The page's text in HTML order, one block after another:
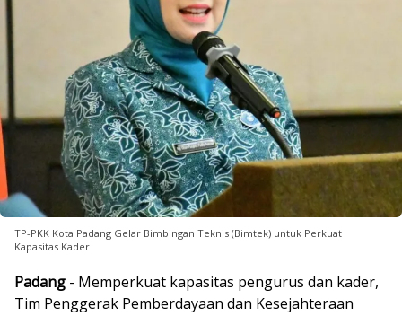
TP-PKK Kota Padang Gelar Bimbingan Teknis (Bimtek) untuk Perkuat
Kapasitas Kader
Padang - Memperkuat kapasitas pengurus dan kader,
Tim Penggerak Pemberdayaan dan Kesejahteraan